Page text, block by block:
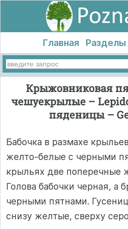
Главная Разделы
Крыжовниковая
чешуекрылые –
пяденицы –
Бабочка в размахе
желто-белые с черными
крыльях две поперечные
Голова бабочки черная, а
черными пятнами.
снизу желтые, сверху